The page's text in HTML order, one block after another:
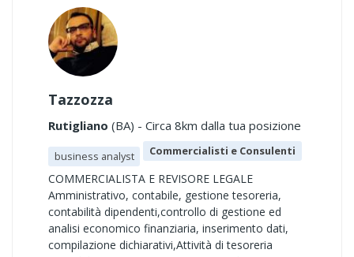
Tazzozza
Rutigliano (BA) - Circa 8km dalla tua posizione
business analyst Commercialisti e Consulenti
COMMERCIALISTA E REVISORE LEGALE
Amministrativo, contabile, gestione tesoreria,
contabilità dipendenti,controllo di gestione ed
analisi economico finanziaria, inserimento dati,
compilazione dichiarativi,Attività di tesoreria